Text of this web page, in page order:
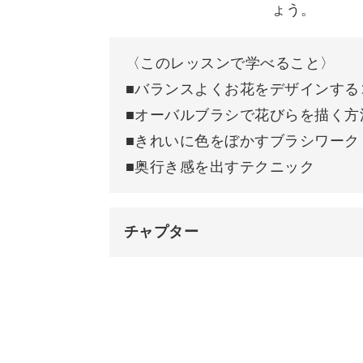
◆バランスよくお花をデザインするコツ
◆きれいに色をぼかすブラシワーク
◆奥行き感を出すテクニック
サロンワークでも役立つブラシワー
きます。
ょう。
〈このレッスンで学べること〉
■バランスよくお花をデザインする
■オーバルブラシで花びらを描く方
■きれいに色をぼかすブラシワーク
■奥行き感を出すテクニック
チャプター